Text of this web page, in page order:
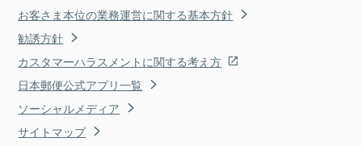
お客さま本位の業務運営に関する基本方針
勧誘方針
カスタマーハラスメントに関する考え方
日本郵便公式アプリ一覧
ソーシャルメディア
サイトマップ